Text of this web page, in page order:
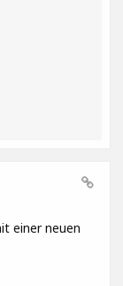
einer neuen